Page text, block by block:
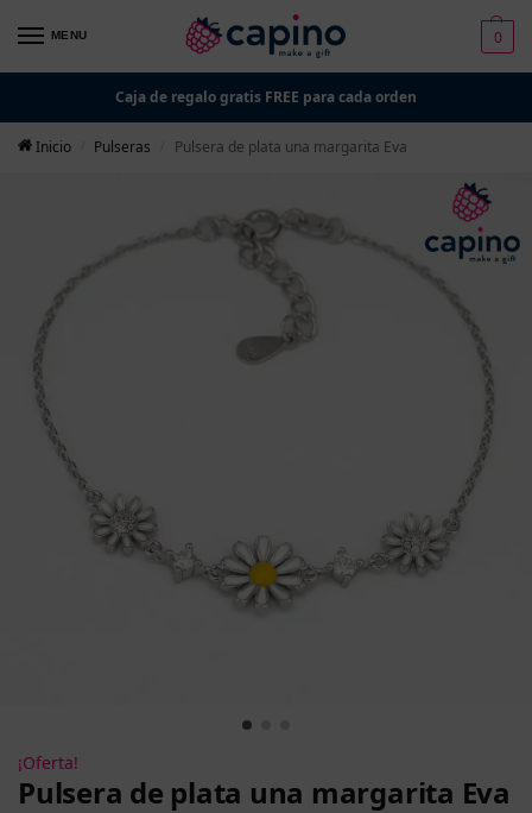
MENU 0
Caja de regalo gratis FREE para cada orden
Inicio Pulseras Pulsera de plata una margarita Eva
¡Oferta!
Pulsera de plata una margarita Eva